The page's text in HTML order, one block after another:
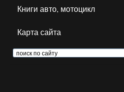
Книги авто, мотоцикл
Карта сайта